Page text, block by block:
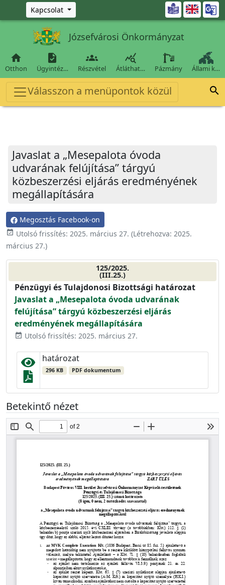
Ugrás a fő tartalomra
Kapcsolat 
Józsefvárosi Önkormányzat

Otthon

Ügyintéz…

Részvétel

Átláthat… Pázmány Állami k…
Válasszon a menüpontok közül 
Javaslat a „Mesepalota óvoda
udvarának felújítása” tárgyú
közbeszerzési eljárás eredményének
megállapítására
Megosztás Facebook-on
event_available Utolsó frissítés: 2025. március 27. (Létrehozva: 2025.
március 27.)
125/2025.
(III.25.)
Pénzügyi és Tulajdonosi Bizottsági határozat
Javaslat a „Mesepalota óvoda udvarának
felújítása” tárgyú közbeszerzési eljárás
eredményének megállapítására
event_available Utolsó frissítés: 2025. március 27.
határozat
296 KB PDF dokumentum
Betekintő nézet